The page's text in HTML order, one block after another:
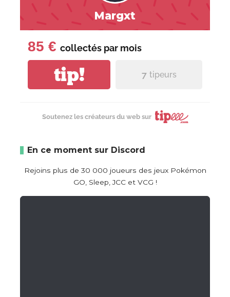
Margxt
85 € collectés par mois
tip! 7 tipeurs
Soutenez les créateurs du web sur
En ce moment sur Discord
Rejoins plus de 30 000 joueurs des jeux Pokémon
GO, Sleep, JCC et VCG !